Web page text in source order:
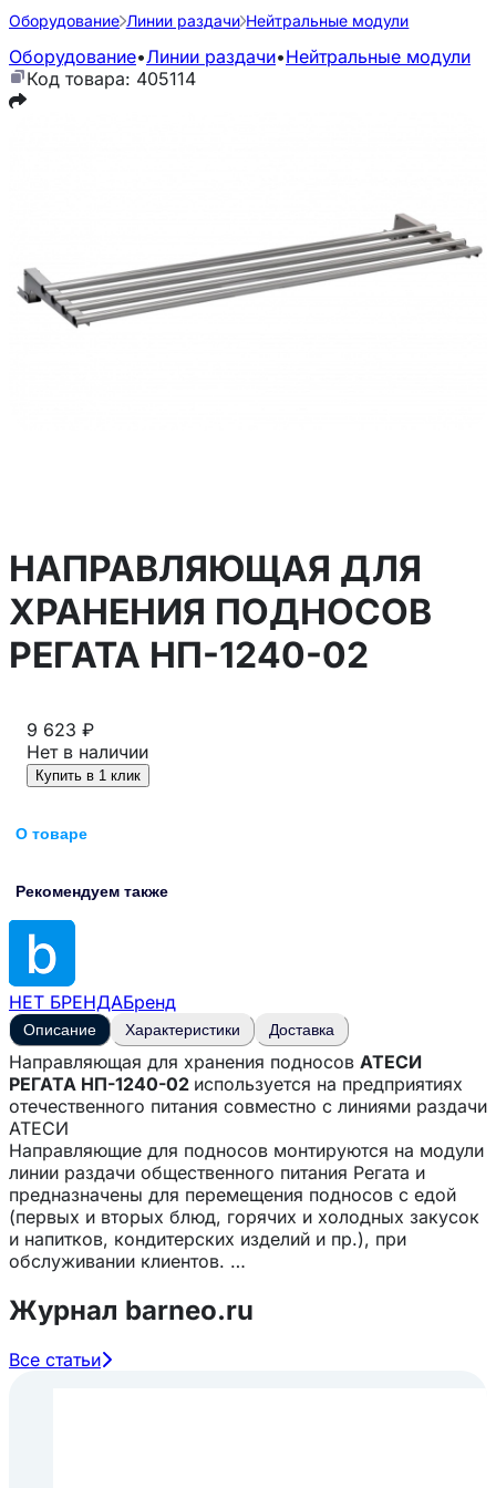
Оборудование Линии раздачи Нейтральные модули
Оборудование•Линии раздачи•Нейтральные модули
Код товара: 405114
НАПРАВЛЯЮЩАЯ ДЛЯ
ХРАНЕНИЯ ПОДНОСОВ
РЕГАТА НП-1240-02
9 623 ₽
Нет в наличии
Купить в 1 клик
О товаре
Рекомендуем также
НЕТ БРЕНДАБренд
Описание Характеристики Доставка
Направляющая для хранения подносов АТЕСИ
РЕГАТА НП-1240-02 используется на предприятиях
отечественного питания совместно с линиями раздачи
АТЕСИ
Направляющие для подносов монтируются на модули
линии раздачи общественного питания Регата и
предназначены для перемещения подносов с едой
(первых и вторых блюд, горячих и холодных закусок
и напитков, кондитерских изделий и пр.), при
обслуживании клиентов.
кронштейнов, которые крепятся к модулю линии
раздачи питания с фасадной стороны, и 4-х труб
диаметром 25 мм. Все элементы выполнены из
пищевой нержавеющей стали AISI304.
Журнал barneo.ru
Все статьи